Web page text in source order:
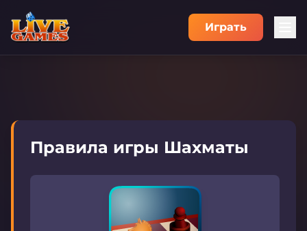
Играть
Правила игры Шахматы